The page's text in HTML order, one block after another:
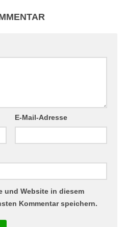
E-Mail-Adresse
und Website in diesem
Kommentar speichern.